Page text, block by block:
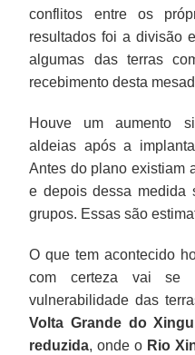
conflitos entre os
resultados foi a divisão
algumas das terras
recebimento desta
Houve um aumento
aldeias após a
Antes do plano existiam
e depois dessa medida
grupos. Essas são
O que tem acontecido
com certeza vai se
vulnerabilidade das
Volta Grande do Xingu
reduzida, onde o Rio